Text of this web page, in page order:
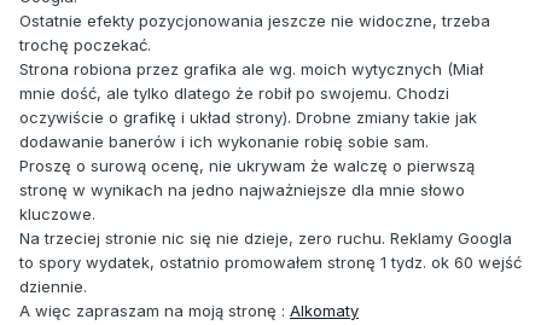
Ostatnie efekty pozycjonowania jeszcze nie widoczne, trzeba
trochę poczekać.
Strona robiona przez grafika ale wg. moich wytycznych (Miał
mnie dość, ale tylko dlatego że robił po swojemu. Chodzi
oczywiście o grafikę i układ strony). Drobne zmiany takie jak
dodawanie banerów i ich wykonanie robię sobie sam.
Proszę o surową ocenę, nie ukrywam że walczę o pierwszą
stronę w wynikach na jedno najważniejsze dla mnie słowo
kluczowe.
Na trzeciej stronie nic się nie dzieje, zero ruchu. Reklamy Googla
to spory wydatek, ostatnio promowałem stronę 1 tydz. ok 60 wejść
dziennie.
A więc zapraszam na moją stronę : Alkomaty